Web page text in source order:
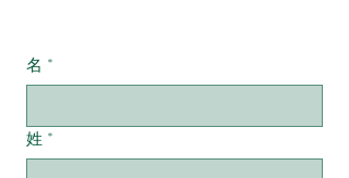
名 *
姓 *